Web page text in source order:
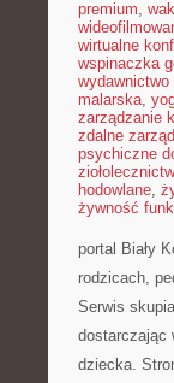
premium,
wirtualne
wspinaczka
wydawnictwo
malarska,
zarządzanie
zdalne
psychiczne
hodowlane,
żywność
portal Biały
rodzicach,
Serwis
dostarczając
dziecka.